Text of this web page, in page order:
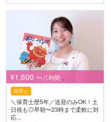
¥1,600 〜 /1時間
保育士
＼保育士歴5年／送迎のみOK！土
日祝も◎早朝〜23時まで柔軟に対
応...